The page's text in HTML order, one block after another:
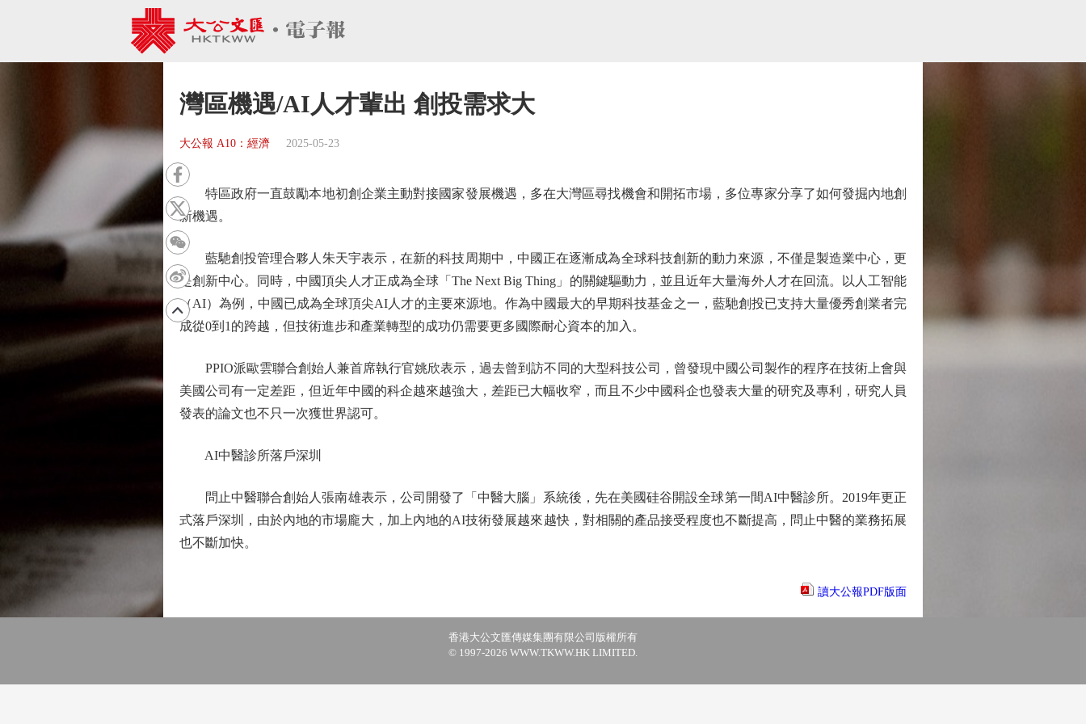
灣區機遇/AI人才輩出 創投需求大
大公報 A10：經濟 2025-05-23
特區政府一直鼓勵本地初創企業主動對接國家發展機遇，多在大灣區尋找機會和開拓市場，多位專家分享了如何發掘內地創
新機遇。
藍馳創投管理合夥人朱天宇表示，在新的科技周期中，中國正在逐漸成為全球科技創新的動力來源，不僅是製造業中心，更
是創新中心。同時，中國頂尖人才正成為全球「The Next Big Thing」的關鍵驅動力，並且近年大量海外人才在回流。以人工智能
（AI）為例，中國已成為全球頂尖AI人才的主要來源地。作為中國最大的早期科技基金之一，藍馳創投已支持大量優秀創業者完
成從0到1的跨越，但技術進步和產業轉型的成功仍需要更多國際耐心資本的加入。
PPIO派歐雲聯合創始人兼首席執行官姚欣表示，過去曾到訪不同的大型科技公司，曾發現中國公司製作的程序在技術上會與
美國公司有一定差距，但近年中國的科企越來越強大，差距已大幅收窄，而且不少中國科企也發表大量的研究及專利，研究人員
發表的論文也不只一次獲世界認可。
AI中醫診所落戶深圳
問止中醫聯合創始人張南雄表示，公司開發了「中醫大腦」系統後，先在美國硅谷開設全球第一間AI中醫診所。2019年更正
式落戶深圳，由於內地的市場龐大，加上內地的AI技術發展越來越快，對相關的產品接受程度也不斷提高，問止中醫的業務拓展
也不斷加快。
讀大公報PDF版面
香港大公文匯傳媒集團有限公司版權所有
© 1997-2026 WWW.TKWW.HK LIMITED.